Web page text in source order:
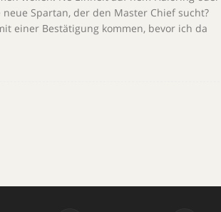
Spartan, der den Master Chief sucht?
einer Bestätigung kommen, bevor ich da